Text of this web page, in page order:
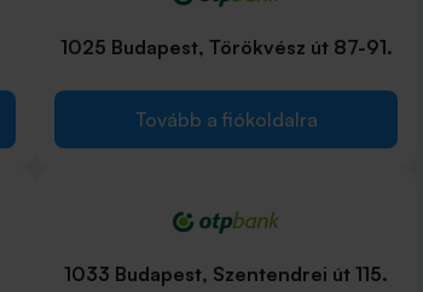
1025 Budapest, Törökvész út 87-91.
Tovább a fiókoldalra
1033 Budapest, Szentendrei út 115.